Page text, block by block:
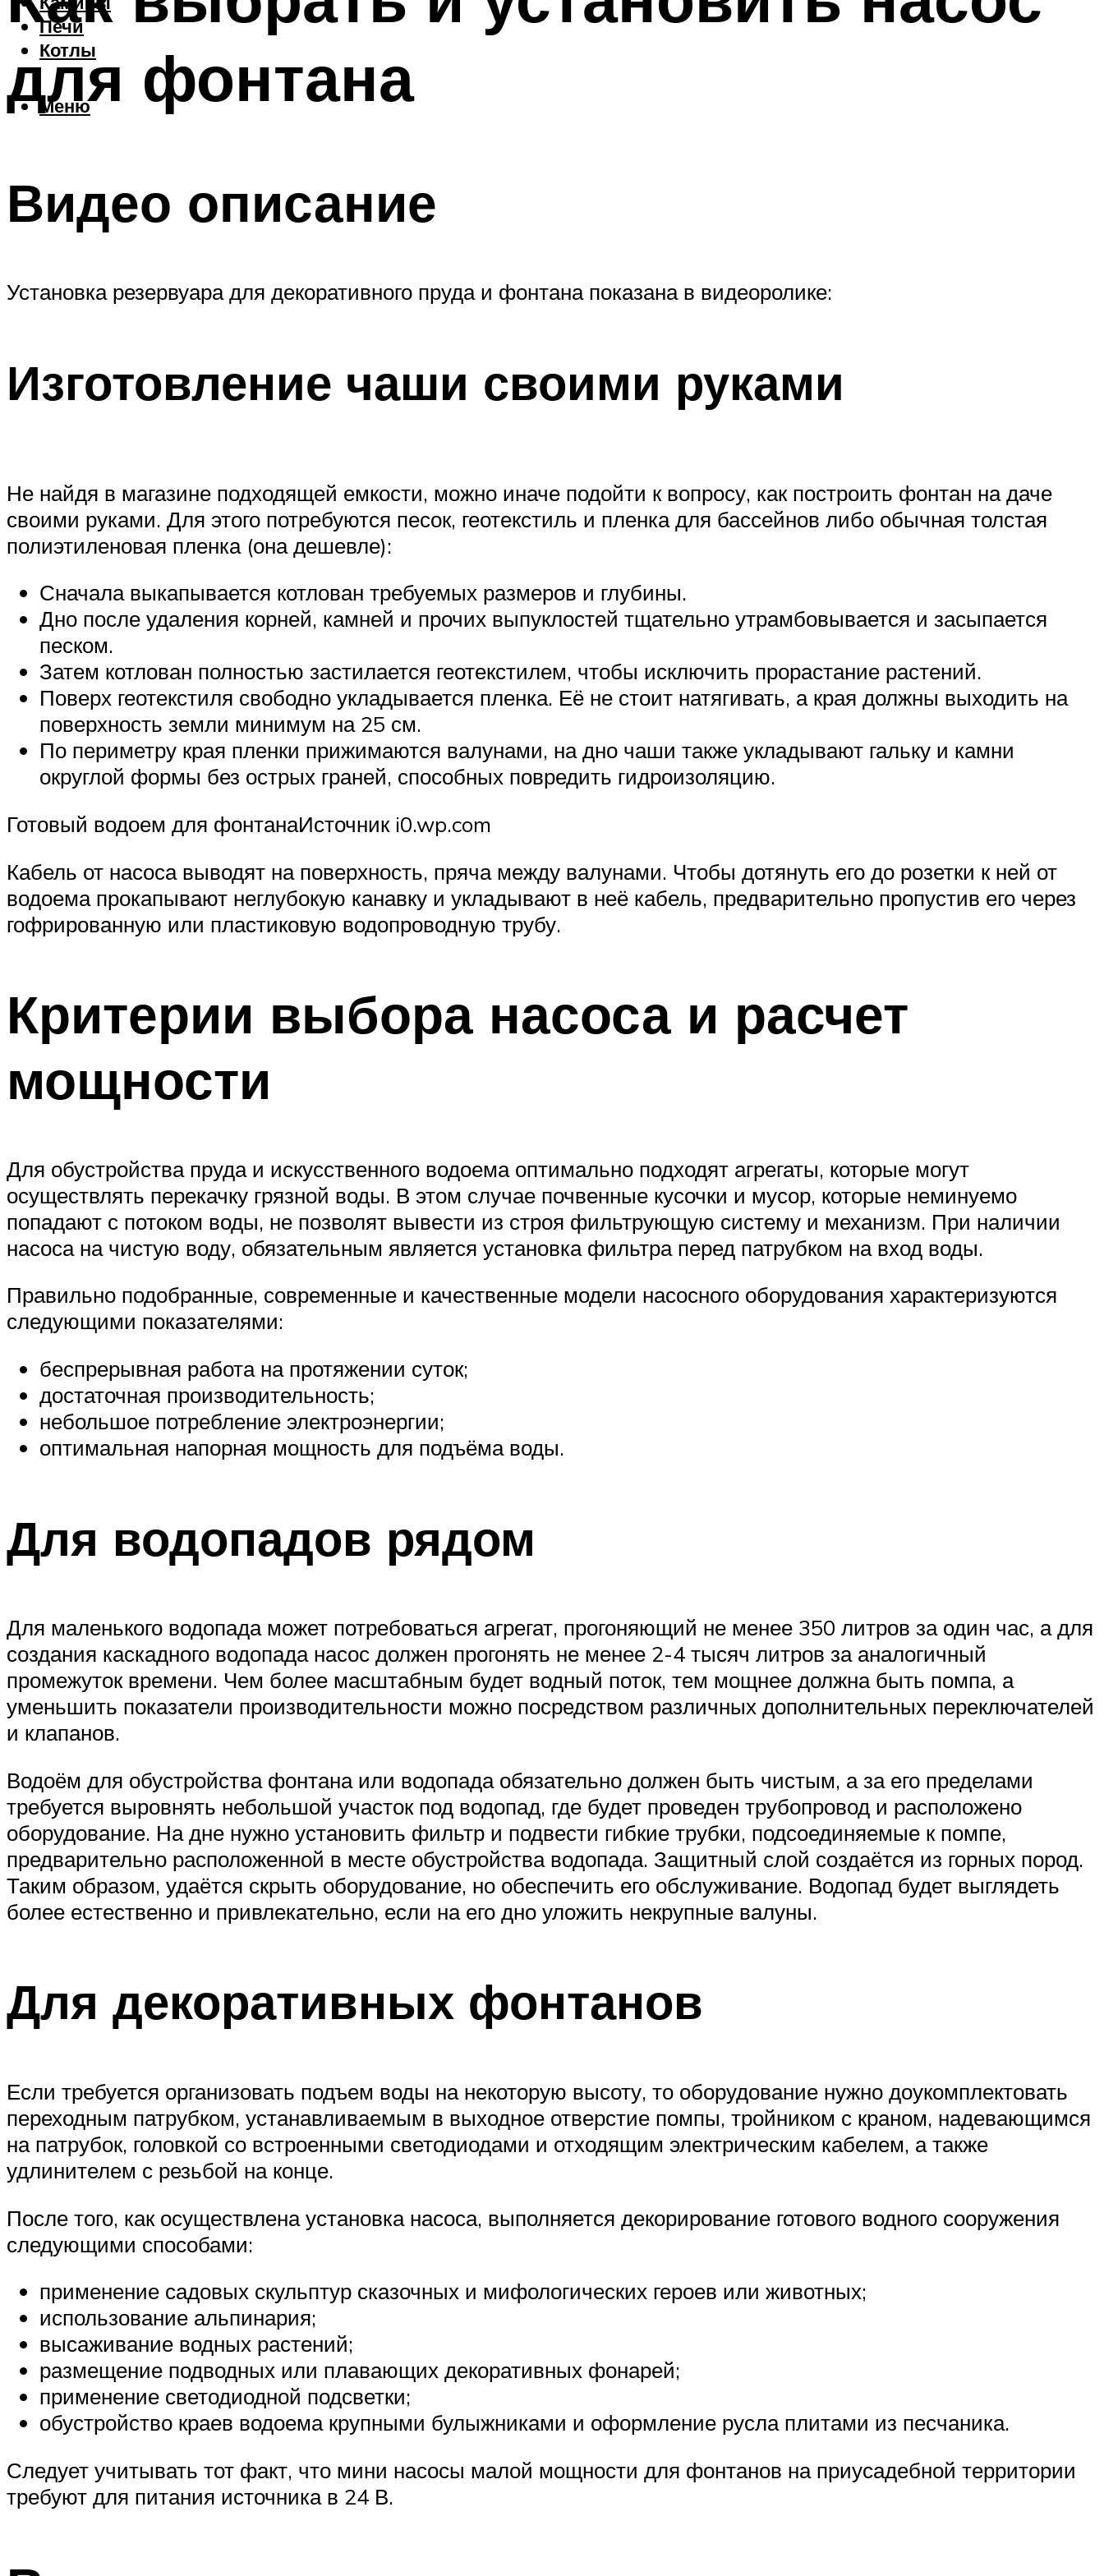
Печи
Котлы
Меню
для фонтана
Видео описание
Установка резервуара для декоративного пруда и фонтана показана в видеоролике:
Изготовление чаши своими руками
Не найдя в магазине подходящей емкости, можно иначе подойти к вопросу, как построить фонтан на даче
своими руками. Для этого потребуются песок, геотекстиль и пленка для бассейнов либо обычная толстая
полиэтиленовая пленка (она дешевле):
Сначала выкапывается котлован требуемых размеров и глубины.
Дно после удаления корней, камней и прочих выпуклостей тщательно утрамбовывается и засыпается
песком.
Затем котлован полностью застилается геотекстилем, чтобы исключить прорастание растений.
Поверх геотекстиля свободно укладывается пленка. Её не стоит натягивать, а края должны выходить на
поверхность земли минимум на 25 см.
По периметру края пленки прижимаются валунами, на дно чаши также укладывают гальку и камни
округлой формы без острых граней, способных повредить гидроизоляцию.
Готовый водоем для фонтанаИсточник i0.wp.com
Кабель от насоса выводят на поверхность, пряча между валунами. Чтобы дотянуть его до розетки к ней от
водоема прокапывают неглубокую канавку и укладывают в неё кабель, предварительно пропустив его через
гофрированную или пластиковую водопроводную трубу.
Критерии выбора насоса и расчет
мощности
Для обустройства пруда и искусственного водоема оптимально подходят агрегаты, которые могут
осуществлять перекачку грязной воды. В этом случае почвенные кусочки и мусор, которые неминуемо
попадают с потоком воды, не позволят вывести из строя фильтрующую систему и механизм. При наличии
насоса на чистую воду, обязательным является установка фильтра перед патрубком на вход воды.
Правильно подобранные, современные и качественные модели насосного оборудования характеризуются
следующими показателями:
беспрерывная работа на протяжении суток;
достаточная производительность;
небольшое потребление электроэнергии;
оптимальная напорная мощность для подъёма воды.
Для водопадов рядом
Для маленького водопада может потребоваться агрегат, прогоняющий не менее 350 литров за один час, а для
создания каскадного водопада насос должен прогонять не менее 2-4 тысяч литров за аналогичный
промежуток времени. Чем более масштабным будет водный поток, тем мощнее должна быть помпа, а
уменьшить показатели производительности можно посредством различных дополнительных переключателей
и клапанов.
Водоём для обустройства фонтана или водопада обязательно должен быть чистым, а за его пределами
требуется выровнять небольшой участок под водопад, где будет проведен трубопровод и расположено
оборудование. На дне нужно установить фильтр и подвести гибкие трубки, подсоединяемые к помпе,
предварительно расположенной в месте обустройства водопада. Защитный слой создаётся из горных пород.
Таким образом, удаётся скрыть оборудование, но обеспечить его обслуживание. Водопад будет выглядеть
более естественно и привлекательно, если на его дно уложить некрупные валуны.
Для декоративных фонтанов
Если требуется организовать подъем воды на некоторую высоту, то оборудование нужно доукомплектовать
переходным патрубком, устанавливаемым в выходное отверстие помпы, тройником с краном, надевающимся
на патрубок, головкой со встроенными светодиодами и отходящим электрическим кабелем, а также
удлинителем с резьбой на конце.
После того, как осуществлена установка насоса, выполняется декорирование готового водного сооружения
следующими способами:
применение садовых скульптур сказочных и мифологических героев или животных;
использование альпинария;
высаживание водных растений;
размещение подводных или плавающих декоративных фонарей;
применение светодиодной подсветки;
обустройство краев водоема крупными булыжниками и оформление русла плитами из песчаника.
Следует учитывать тот факт, что мини насосы малой мощности для фонтанов на приусадебной территории
требуют для питания источника в 24 В.